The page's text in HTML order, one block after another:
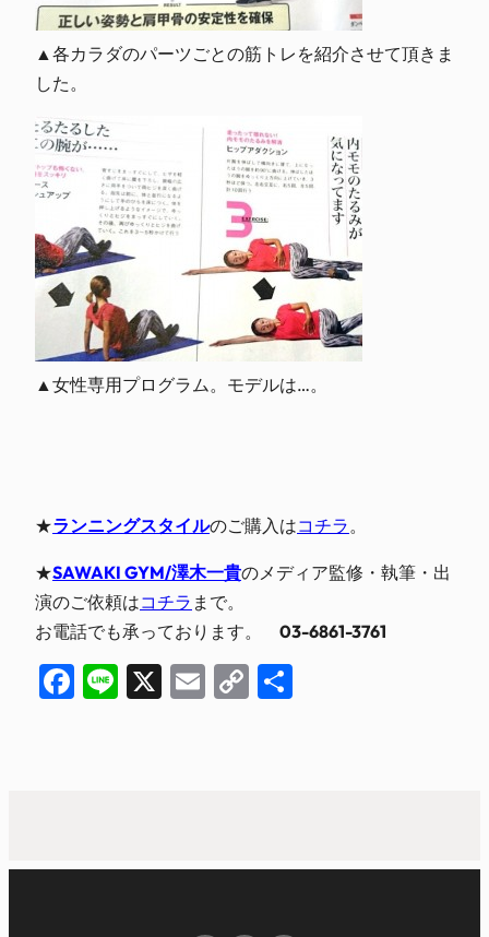
▲各カラダのパーツごとの筋トレを紹介させて頂きま
した。
▲女性専用プログラム。モデルは…。
★ランニングスタイルのご購入はコチラ 。
★SAWAKI GYM/澤木一貴のメディア監修・執筆・出
演のご依頼はコチラ まで。
お電話でも承っております。 03-6861-3761
Facebook
Line
X EmailCopy